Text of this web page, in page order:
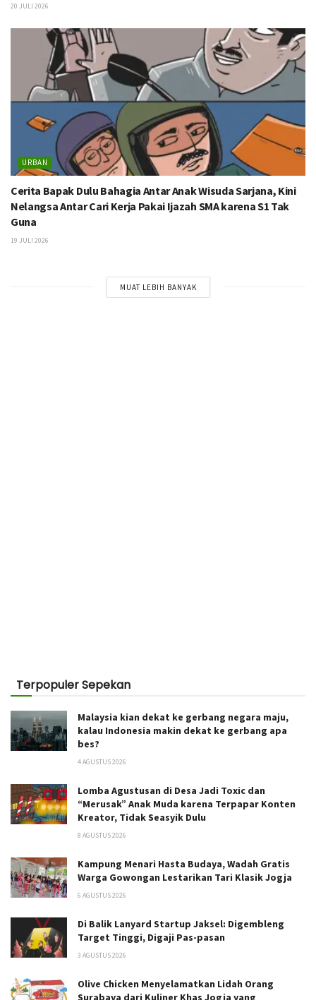
20 JULI 2026
URBAN
Cerita Bapak Dulu Bahagia Antar Anak Wisuda Sarjana, Kini
Nelangsa Antar Cari Kerja Pakai Ijazah SMA karena S1 Tak
Guna
19 JULI 2026
MUAT LEBIH BANYAK
Terpopuler Sepekan
Malaysia kian dekat ke gerbang negara maju,
kalau Indonesia makin dekat ke gerbang apa
bes?
4 AGUSTUS 2026
Lomba Agustusan di Desa Jadi Toxic dan
“Merusak” Anak Muda karena Terpapar Konten
Kreator, Tidak Seasyik Dulu
8 AGUSTUS 2026
Kampung Menari Hasta Budaya, Wadah Gratis
Warga Gowongan Lestarikan Tari Klasik Jogja
6 AGUSTUS 2026
Di Balik Lanyard Startup Jaksel: Digembleng
Target Tinggi, Digaji Pas-pasan
3 AGUSTUS 2026
Olive Chicken Menyelamatkan Lidah Orang
Surabaya dari Kuliner Khas Jogja yang